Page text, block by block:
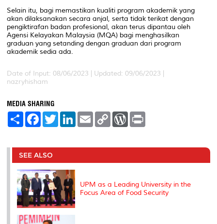
Selain itu, bagi memastikan kualiti program akademik yang
akan dilaksanakan secara anjal, serta tidak terikat dengan
pengiktirafan badan profesional, akan terus dipantau oleh
Agensi Kelayakan Malaysia (MQA) bagi menghasilkan
graduan yang setanding dengan graduan dari program
akademik sedia ada.
Date of Input: 08/06/2023 | Updated: 09/06/2023 |
nazryhisham
MEDIA SHARING
S
e
F
a
b
o
o
k
T
w
t
r
L
e
I
E
m
l
C
L
n
W
P
e
t
SEE ALSO
UPM as a Leading University in the
Focus Area of ​​Food Security